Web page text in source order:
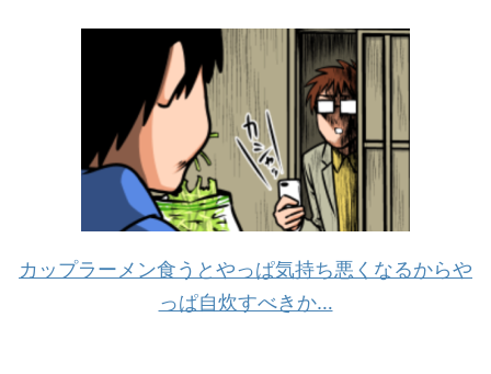
カップラーメン食うとやっぱ気持ち悪くなるからや
っぱ自炊すべきか…